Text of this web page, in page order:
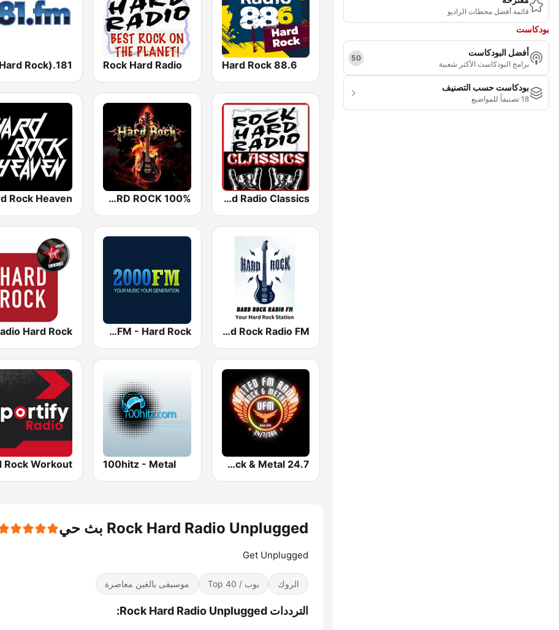
قائمة أفضل محطات الراديو
بودكاست
أفضل البودكاست
برامج البودكاست الأكثر شعبية
50
بودكاست حسب التصنيف
18 تصنيفاً للمواضيع
88.6 Hard Rock
Rock Hard Radio
Rock Hard Radio Classics
100% HARD ROCK
Hard Rock Radio FM
2000FM - Hard Rock
United FM Radio Rock & Metal 24.7
100hitz - Metal
Rock Hard Radio Unplugged بث حي
Get Unplugged
الروك بوب / Top 40 موسيقى بالغين معاصرة
الترددات Rock Hard Radio Unplugged: